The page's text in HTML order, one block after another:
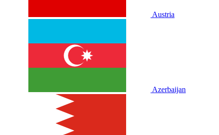
Austria
Azerbaijan